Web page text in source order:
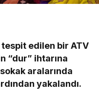
edilen bir ATV
“dur” ihtarına
aralarında
yakalandı.